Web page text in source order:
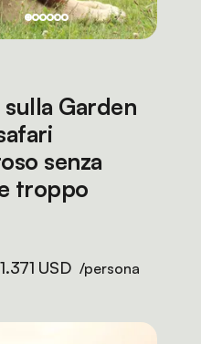
Garden
senza
troppo
1.371 USD /persona